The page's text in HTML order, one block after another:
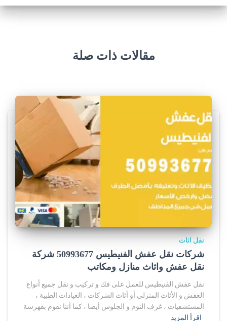
مقالات ذات صلة
نقل اثاث
شركات نقل عفش الفنيطيس 50993677 شركة
نقل عفش واثاث منازل ومكاتب
نقل عفش الفنيطيس للعمل على فك و تركيب و نقل جميع أنواع
العفش و الأثاث المنزلي أو أثاث الشركات ، العيادات الطبية ،
المستشفيات ، غرف النوم و الجلوس أيضا ، كما أننا نقوم بفهرسة
اقرأ المزيد